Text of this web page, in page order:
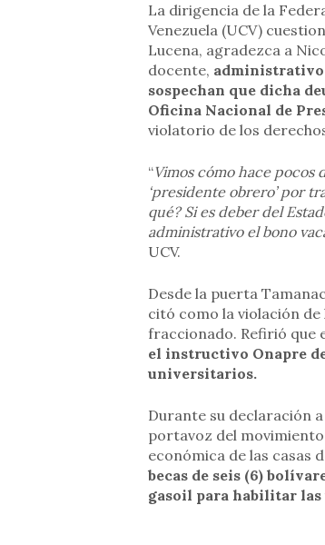
La dirigencia de la
Venezuela (UCV)
Lucena, agradezca a
docente, administrativo
sospechan que dicha
Oficina Nacional de
violatorio de los
“Vimos cómo hace pocos
‘presidente obrero’ por
qué? Si es deber del
administrativo el bono
UCV.
Desde la puerta
citó como la violación
fraccionado. Refirió que
el instructivo Onapre
universitarios.
Durante su declaración
portavoz del
económica de las casas
becas de seis (6)
gasoil para habilitar las